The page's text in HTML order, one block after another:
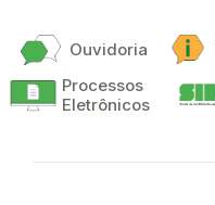
Ouvidoria
Processos
Eletrônicos